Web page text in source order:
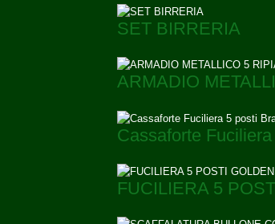
SET BIRRERIA
ARMADIO
Cassaforte
FUCILIERA 5